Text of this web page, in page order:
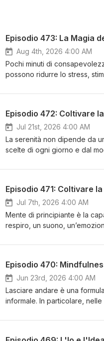
Episodio 473: La Magia
Aug 4th, 2026 4:00 AM
Pochi minuti di
possono ridurre lo stress,
Lascia un commento nella
Episodio 472: Coltivare
Jul 21st, 2026 4:00 AM
La serenità non dipende da
scelte di ogni giorno e dal
un commento nella nostra
Episodio 471: Coltivare
Jul 7th, 2026 4:00 AM
Mente di principiante è la
respiro, un suono,
percepisce. Lascia un
Episodio 470:
Jun 23rd, 2026 4:00 AM
Lasciare andare è una
informale. In particolare,
commento nella nostra